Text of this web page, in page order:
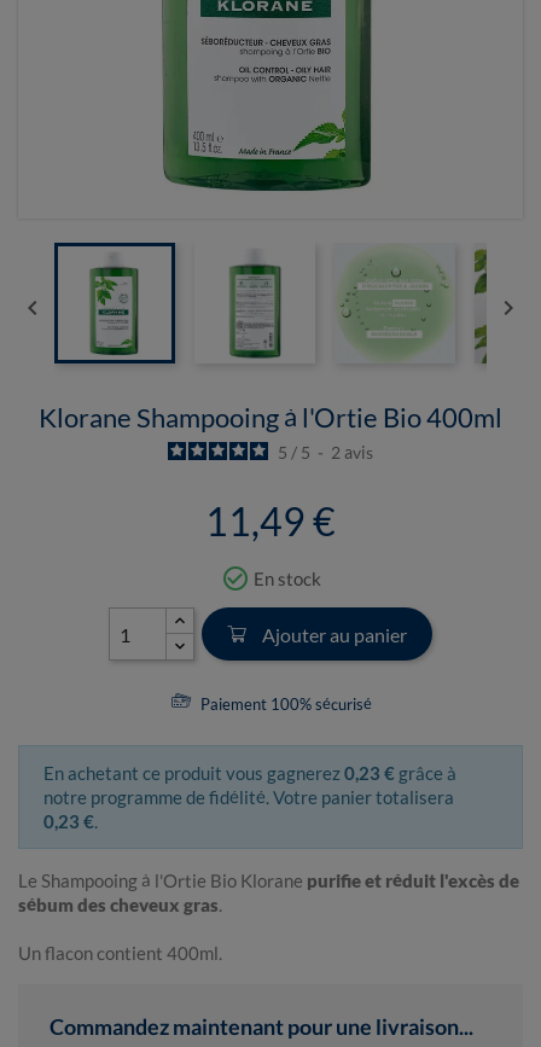
 
Klorane Shampooing à l'Ortie Bio 400ml
5 / 5 - 2 avis
11,49 €
check_circle_outline En stock
Ajouter au panier
Paiement 100% sécurisé
En achetant ce produit vous gagnerez0,23 € grâce à
notre programme de fidélité. Votre panier totalisera
0,23 €.
Le Shampooing à l'Ortie Bio Klorane purifie et réduit l'excès de
sébum des cheveux gras.
Un flacon contient 400ml.
Commandez maintenant pour une livraison...